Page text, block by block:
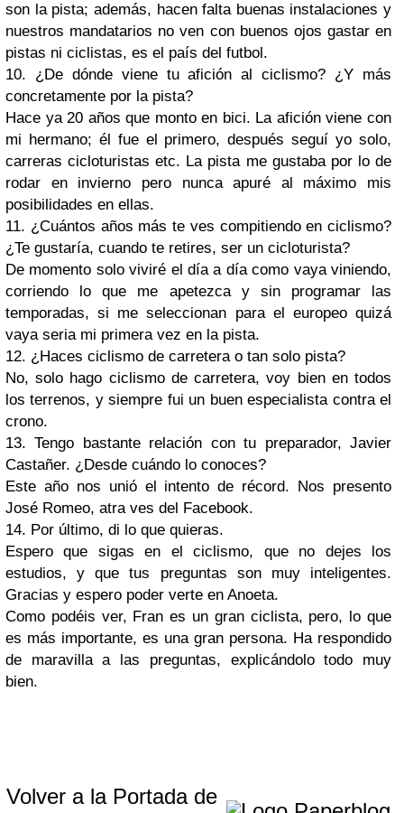
son la pista; además, hacen falta buenas instalaciones y
nuestros mandatarios no ven con buenos ojos gastar en
pistas ni ciclistas, es el país del futbol.
10. ¿De dónde viene tu afición al ciclismo? ¿Y más
concretamente por la pista?
Hace ya 20 años que monto en bici. La afición viene con
mi hermano; él fue el primero, después seguí yo solo,
carreras cicloturistas etc. La pista me gustaba por lo de
rodar en invierno pero nunca apuré al máximo mis
posibilidades en ellas.
11. ¿Cuántos años más te ves compitiendo en ciclismo?
¿Te gustaría, cuando te retires, ser un cicloturista?
De momento solo viviré el día a día como vaya viniendo,
corriendo lo que me apetezca y sin programar las
temporadas, si me seleccionan para el europeo quizá
vaya seria mi primera vez en la pista.
12. ¿Haces ciclismo de carretera o tan solo pista?
No, solo hago ciclismo de carretera, voy bien en todos
los terrenos, y siempre fui un buen especialista contra el
crono.
13. Tengo bastante relación con tu preparador, Javier
Castañer. ¿Desde cuándo lo conoces?
Este año nos unió el intento de récord. Nos presento
José Romeo, atra ves del Facebook.
14. Por último, di lo que quieras.
Espero que sigas en el ciclismo, que no dejes los
estudios, y que tus preguntas son muy inteligentes.
Gracias y espero poder verte en Anoeta.
Como podéis ver, Fran es un gran ciclista, pero, lo que
es más importante, es una gran persona. Ha respondido
de maravilla a las preguntas, explicándolo todo muy
bien.
Volver a la Portada de